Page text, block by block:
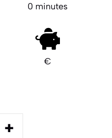
0 minutes
€
+